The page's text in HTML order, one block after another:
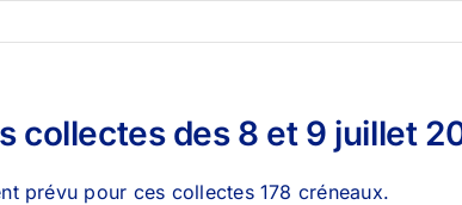
collectes des 8 et 9 juillet
prévu pour ces collectes 178 créneaux.